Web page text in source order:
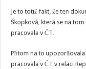
Je to totiž fakt, že ten
Škopková, která se na
pracovala v ČT.
Přitom na to
pracovala v ČT v relaci